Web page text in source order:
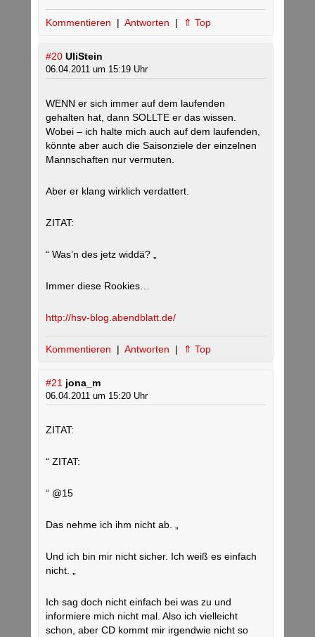
Kommentieren | Antworten | ⇑ Top
#20 UliStein
06.04.2011 um 15:19 Uhr
WENN er sich immer auf dem laufenden
gehalten hat, dann SOLLTE er das wissen.
Wobei – ich halte mich auch auf dem laufenden,
könnte aber auch die Saisonziele der einzelnen
Mannschaften nur vermuten.
Aber er klang wirklich verdattert.
ZITAT:
“ Was’n des jetz widdä? „
Immer diese Rookies…
http://hsv-blog.abendblatt.de/
Kommentieren | Antworten | ⇑ Top
#21 jona_m
06.04.2011 um 15:20 Uhr
ZITAT:
“ ZITAT:
“ @15
Das nehme ich ihm nicht ab. „
Und ich bin mir nicht sicher. Ich weiß es einfach
nicht. „
Ich sag doch nicht einfach bei was zu und
informiere mich nicht mal. Also ich vielleicht
schon, aber CD kommt mir irgendwie nicht so